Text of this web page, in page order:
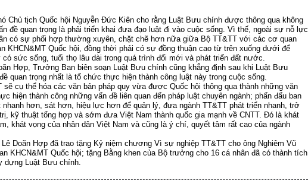
Chủ tịch Quốc hội Nguyễn Đức Kiên cho rằng Luật Bưu chính được thông qua không
đề quan trọng là phải triển khai đưa đạo luật đi vào cuộc sống. Vì thế, ngoài sự nỗ lực
có sự phối hợp thường xuyên, chặt chẽ hơn nữa giữa Bộ TT&TT với các cơ quan
KHCN&MT Quốc hội, đồng thời phải có sự đồng thuận cao từ trên xuống dưới để
sức sống, tuổi thọ lâu dài trong quá trình đổi mới và phát triển đất nước.
Hợp, Trưởng Ban biên soạn Luật Bưu chính cũng khẳng định sau khi Luật Bưu
quan trọng nhất là tổ chức thực hiện thành công luật này trong cuộc sống.
cụ thể hóa các văn bản pháp quy vừa được Quốc hội thông qua thành những văn
hiện thành công những vấn đề liên quan đến pháp luật chuyên ngành; phấn đấu ban
nhanh hơn, sát hơn, hiệu lực hơn để quản lý, đưa ngành TT&TT phát triển nhanh, trở
kỹ thuật tổng hợp và sớm đưa Việt Nam thành quốc gia mạnh về CNTT. Đó là khát
khát vọng của nhân dân Việt Nam và cũng là ý chí, quyết tâm rất cao của ngành
Doãn Hợp đã trao tặng Kỷ niệm chương Vì sự nghiệp TT&TT cho ông Nghiêm Vũ
KHCN&MT Quốc hội; tặng Bằng khen của Bộ trưởng cho 16 cá nhân đã có thành tích
dựng Luật Bưu chính.